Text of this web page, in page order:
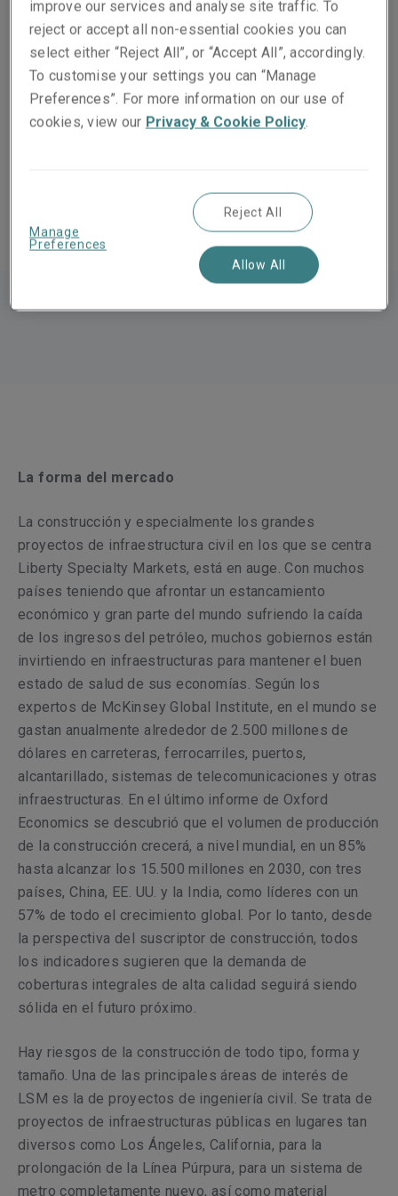
todavía no existe nada que nuestros ingenieros de
riesgo puedan inspeccionar. La zona de las obras en sí
puede ser poco más que un campo baldío en la
periferia de una ciudad asiática o un río poco profundo
que fluye por unas marismas en los Estados Unidos.
La forma del mercado
La construcción y especialmente los grandes
proyectos de infraestructura civil en los que se centra
Liberty Specialty Markets, está en auge. Con muchos
países teniendo que afrontar un estancamiento
económico y gran parte del mundo sufriendo la caída
de los ingresos del petróleo, muchos gobiernos están
invirtiendo en infraestructuras para mantener el buen
estado de salud de sus economías. Según los
expertos de McKinsey Global Institute, en el mundo se
gastan anualmente alrededor de 2.500 millones de
dólares en carreteras, ferrocarriles, puertos,
alcantarillado, sistemas de telecomunicaciones y otras
infraestructuras. En el último informe de Oxford
Economics se descubrió que el volumen de producción
de la construcción crecerá, a nivel mundial, en un 85%
hasta alcanzar los 15.500 millones en 2030, con tres
países, China, EE. UU. y la India, como líderes con un
57% de todo el crecimiento global. Por lo tanto, desde
la perspectiva del suscriptor de construcción, todos
los indicadores sugieren que la demanda de
coberturas integrales de alta calidad seguirá siendo
sólida en el futuro próximo.
Hay riesgos de la construcción de todo tipo, forma y
tamaño. Una de las principales áreas de interés de
LSM es la de proyectos de ingeniería civil. Se trata de
proyectos de infraestructuras públicas en lugares tan
diversos como Los Ángeles, California, para la
prolongación de la Línea Púrpura, para un sistema de
metro completamente nuevo, así como material
improve our services and analyse site traffic. To
reject or accept all non-essential cookies you can
select either “Reject All”, or “Accept All”, accordingly.
To customise your settings you can “Manage
Preferences”. For more information on our use of
cookies, view our Privacy & Cookie Policy.
Manage
Preferences
Reject All
Allow All